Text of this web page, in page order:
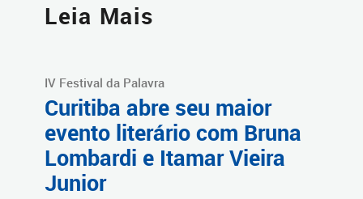
Leia Mais
IV Festival da Palavra
Curitiba abre seu maior
evento literário com Bruna
Lombardi e Itamar Vieira
Junior